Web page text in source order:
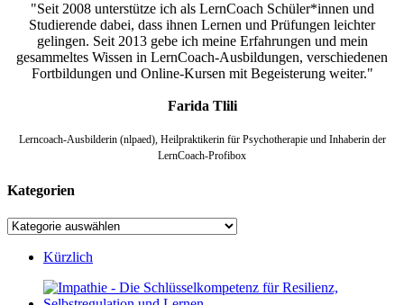
"Seit 2008 unterstütze ich als LernCoach Schüler*innen und
Studierende dabei, dass ihnen Lernen und Prüfungen leichter
gelingen. Seit 2013 gebe ich meine Erfahrungen und mein
gesammeltes Wissen in LernCoach-Ausbildungen, verschiedenen
Fortbildungen und Online-Kursen mit Begeisterung weiter."
Farida Tlili
Lerncoach-Ausbilderin (nlpaed), Heilpraktikerin für Psychotherapie und Inhaberin der
LernCoach-Profibox
Kategorien
Kategorien
Kürzlich